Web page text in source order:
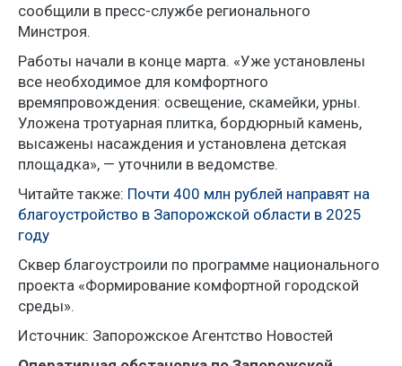
сообщили в пресс-службе регионального
Минстроя.
Работы начали в конце марта. «Уже установлены
все необходимое для комфортного
времяпровождения: освещение, скамейки, урны.
Уложена тротуарная плитка, бордюрный камень,
высажены насаждения и установлена детская
площадка», — уточнили в ведомстве.
Читайте также: Почти 400 млн рублей направят на
благоустройство в Запорожской области в 2025
году
Сквер благоустроили по программе национального
проекта «Формирование комфортной городской
среды».
Источник: Запорожское Агентство Новостей